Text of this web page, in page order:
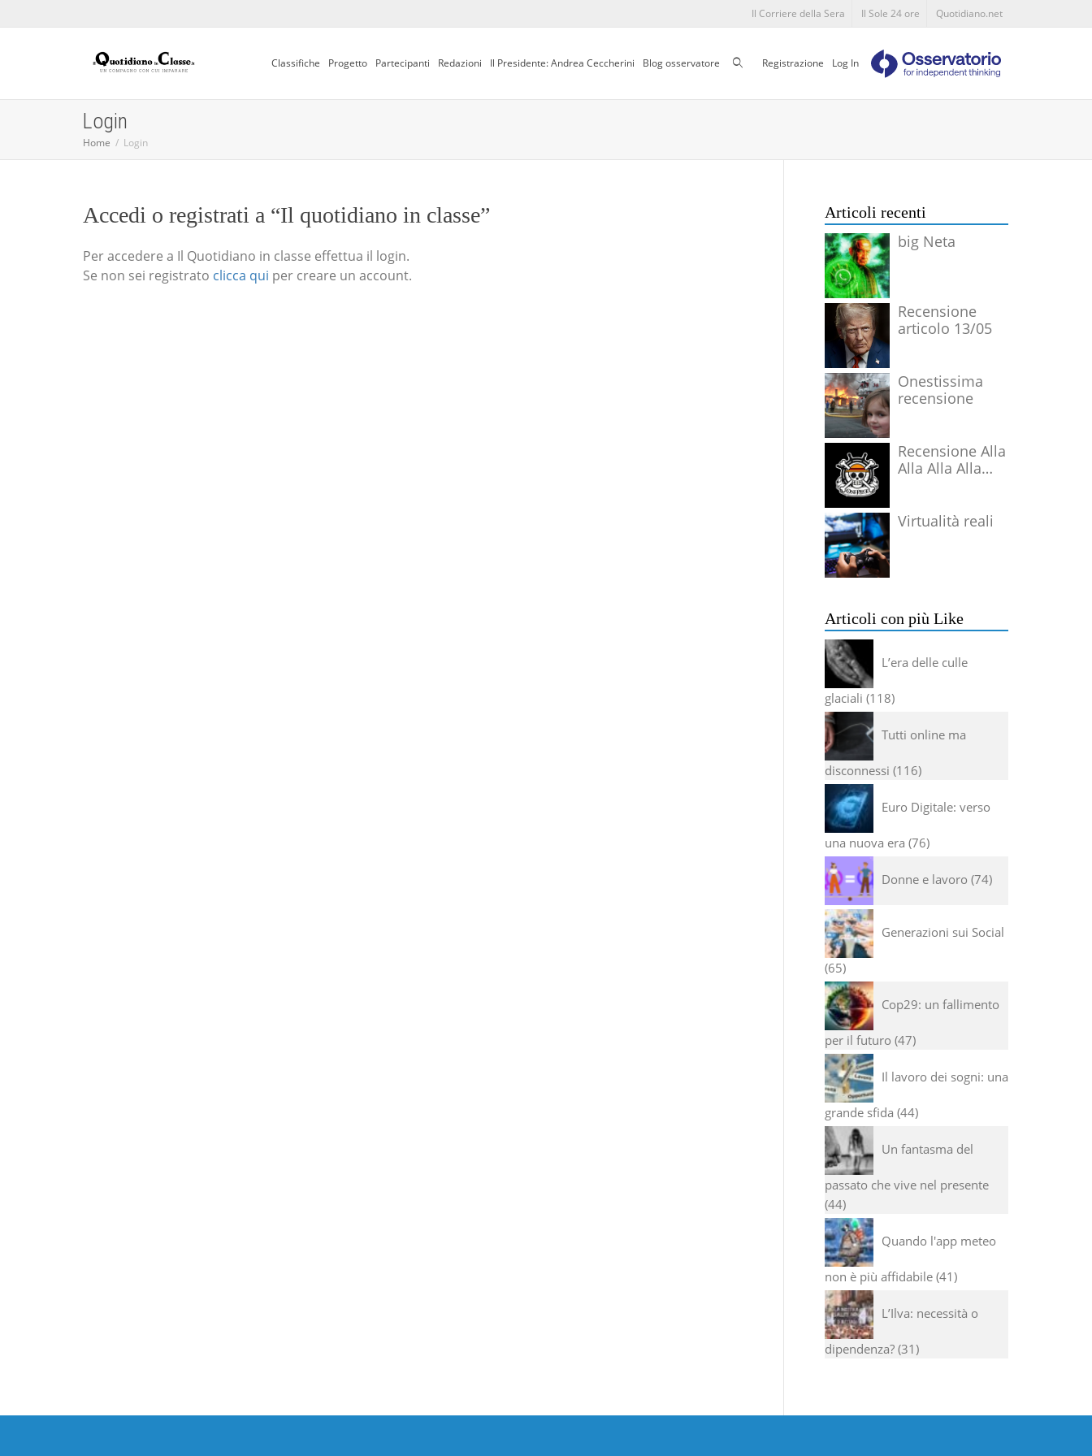
Il Corriere della Sera Il Sole 24 ore Quotidiano.net
Classifiche Progetto Partecipanti Redazioni Il Presidente: Andrea Ceccherini Blog osservatore CercaRegistrazione Log In
Login
Home Login
Accedi o registrati a “Il quotidiano in classe”
Per accedere a Il Quotidiano in classe effettua il login.
Se non sei registrato clicca qui per creare un account.
Articoli recenti
big Neta
Recensione
articolo 13/05
Onestissima
recensione
Recensione Alla
Alla Alla Alla
Virtualità reali
Articoli con più Like
L’era delle culle
glaciali 118
Tutti online ma
disconnessi 116
Euro Digitale: verso
una nuova era 76
Donne e lavoro 74
Generazioni sui Social
65
Cop29: un fallimento
per il futuro 47
Il lavoro dei sogni: una
grande sfida 44
Un fantasma del
passato che vive nel presente
44
Quando l'app meteo
non è più affidabile 41
L’Ilva: necessità o
dipendenza? 31